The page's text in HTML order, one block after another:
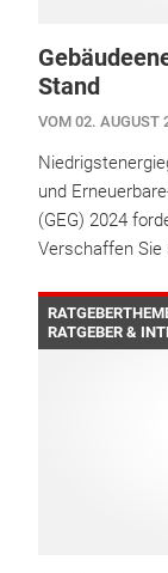
Stand
VOM 02. AUGUST
und
(GEG) 2024
Verschaffen Sie
RATGEBER &